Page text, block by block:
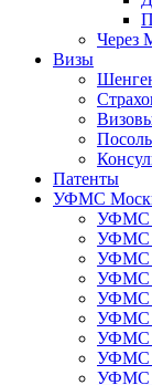
Визы
Патенты
УФМС
УФМС
УФМС
УФМС
УФМС
УФМС
УФМС
УФМС